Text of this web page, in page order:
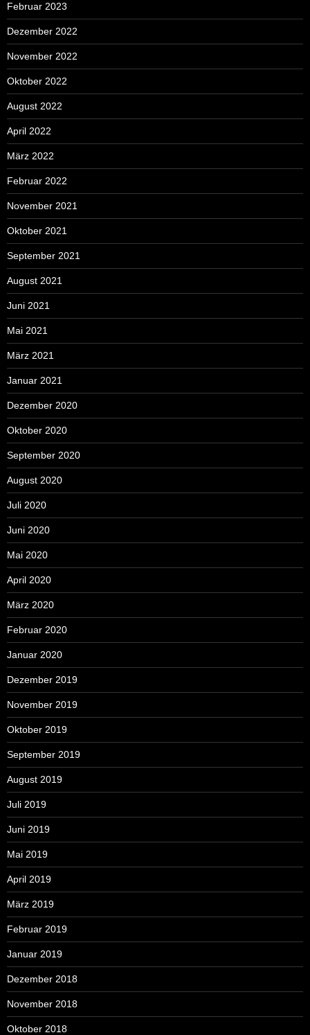
Februar 2023
Dezember 2022
November 2022
Oktober 2022
August 2022
April 2022
März 2022
Februar 2022
November 2021
Oktober 2021
September 2021
August 2021
Juni 2021
Mai 2021
März 2021
Januar 2021
Dezember 2020
Oktober 2020
September 2020
August 2020
Juli 2020
Juni 2020
Mai 2020
April 2020
März 2020
Februar 2020
Januar 2020
Dezember 2019
November 2019
Oktober 2019
September 2019
August 2019
Juli 2019
Juni 2019
Mai 2019
April 2019
März 2019
Februar 2019
Januar 2019
Dezember 2018
November 2018
Oktober 2018